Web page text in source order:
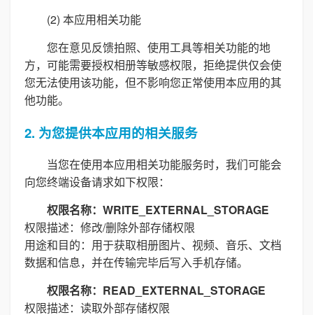
(2) 本应用相关功能
您在意见反馈拍照、使用工具等相关功能的地
方，可能需要授权相册等敏感权限，拒绝提供仅会使
您无法使用该功能，但不影响您正常使用本应用的其
他功能。
2. 为您提供本应用的相关服务
当您在使用本应用相关功能服务时，我们可能会
向您终端设备请求如下权限：
权限名称：WRITE_EXTERNAL_STORAGE
权限描述：修改/删除外部存储权限
用途和目的：用于获取相册图片、视频、音乐、文档
数据和信息，并在传输完毕后写入手机存储。
权限名称：READ_EXTERNAL_STORAGE
权限描述：读取外部存储权限